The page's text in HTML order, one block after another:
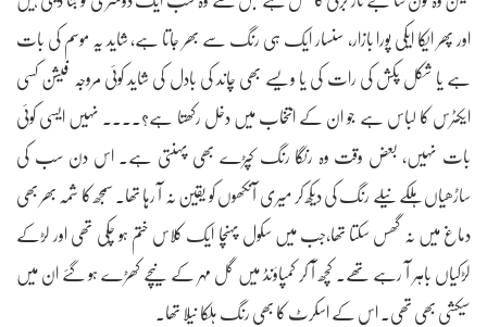
اور پھر ایکا ایکی پورا بازار، سنسار ایک ہی رنگ سے بھر جاتا ہے، شاید یہ موسم کی بات
ہے یا شکل پکش کی رات کی یا ویسے بھی چاند کی بادل کی شاید کوئی مروجہ فیشن کسی
ایکٹرس کا لباس ہے جو ان کے انتخاب میں دخل رکھتا ہے؟.... نہیں ایسی کوئی
بات نہیں، بعض وقت وہ رنگا رنگ کپڑے بھی پہنتی ہے۔ اس دن سب کی
ساڑھیاں ہلکے نیلے رنگ کی دیکھ کر میری آنکھوں کو یقین نہ آ رہا تھا۔ سمجھ کا شمہ بھر بھی
دماغ میں نہ گھس سکتا تھا،جب میں سکول پہنچا ایک کلاس ختم ہو چکی تھی اور لڑکے
لڑکیاں باہر آ رہے تھے۔ کچھ آ کر کمپاؤنڈ میں گل مہر کے نیچے کھڑے ہو گئے ان میں
سیکشی بھی تھی۔ اس کے اسکرٹ کا بھی رنگ ہلکا نیلا تھا۔